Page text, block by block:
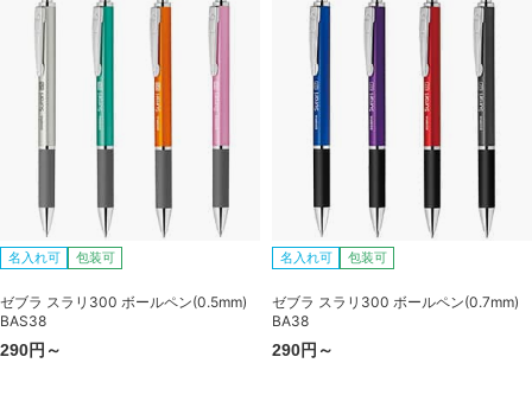
名入れ可 包装可
ゼブラ スラリ300 ボールペン(0.5mm)
BAS38
290円～
名入れ可 包装可
ゼブラ スラリ300 ボールペン(0.7mm)
BA38
290円～